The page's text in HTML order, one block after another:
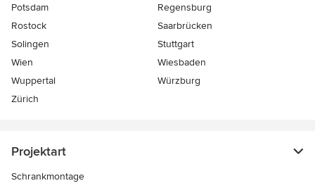
Potsdam
Regensburg
Rostock
Saarbrücken
Solingen
Stuttgart
Wien
Wiesbaden
Wuppertal
Würzburg
Zürich
Projektart
Schrankmontage